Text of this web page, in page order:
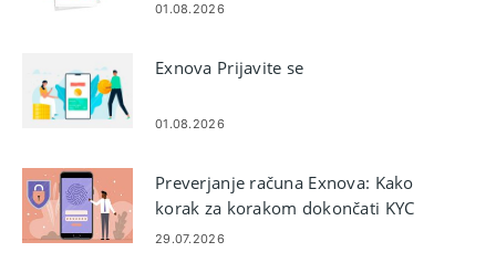
01.08.2026
Exnova Prijavite se
01.08.2026
Preverjanje računa Exnova: Kako
korak za korakom dokončati KYC
29.07.2026